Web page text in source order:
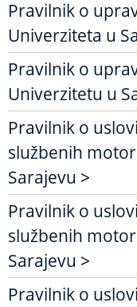
Pravilnik o
Univerziteta u
Pravilnik o
Univerzitetu u
Pravilnik o
službenih
Sarajevu >
Pravilnik o
službenih
Sarajevu >
Pravilnik o